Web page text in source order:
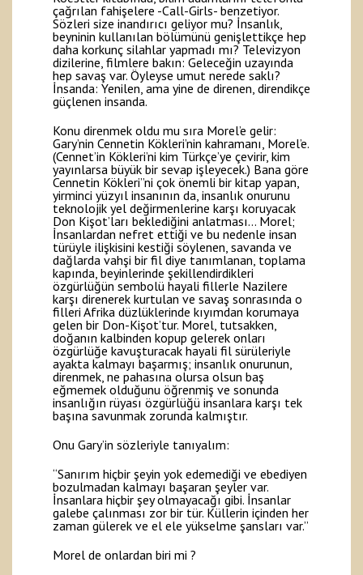
çağrılan fahişelere -Call-Girls- benzetiyor.
Sözleri size inandırıcı geliyor mu? İnsanlık,
beyninin kullanılan bölümünü genişlettikçe hep
daha korkunç silahlar yapmadı mı? Televizyon
dizilerine, filmlere bakın: Geleceğin uzayında
hep savaş var. Öyleyse umut nerede saklı?
İnsanda: Yenilen, ama yine de direnen, direndikçe
güçlenen insanda.
Konu direnmek oldu mu sıra Morel’e gelir:
Gary’nin Cennetin Kökleri’nin kahramanı, Morel’e.
(Cennet’in Kökleri’ni kim Türkçe’ye çevirir, kim
yayınlarsa büyük bir sevap işleyecek.) Bana göre
Cennetin Kökleri”ni çok önemli bir kitap yapan,
yirminci yüzyıl insanının da, insanlık onurunu
teknolojik yel değirmenlerine karşı koruyacak
Don Kişot’ları beklediğini anlatması… Morel;
İnsanlardan nefret ettiği ve bu nedenle insan
türüyle ilişkisini kestiği söylenen, savanda ve
dağlarda vahşi bir fil diye tanımlanan, toplama
kapında, beyinlerinde şekillendirdikleri
özgürlüğün sembolü hayali fillerle Nazilere
karşı direnerek kurtulan ve savaş sonrasında o
filleri Afrika düzlüklerinde kıyımdan korumaya
gelen bir Don-Kişot’tur. Morel, tutsakken,
doğanın kalbinden kopup gelerek onları
özgürlüğe kavuşturacak hayali fil sürüleriyle
ayakta kalmayı başarmış; insanlık onurunun,
direnmek, ne pahasına olursa olsun baş
eğmemek olduğunu öğrenmiş ve sonunda
insanlığın rüyası özgürlüğü insanlara karşı tek
başına savunmak zorunda kalmıştır.
Onu Gary’in sözleriyle tanıyalım:
“Sanırım hiçbir şeyin yok edemediği ve ebediyen
bozulmadan kalmayı başaran şeyler var.
İnsanlara hiçbir şey olmayacağı gibi. İnsanlar
galebe çalınması zor bir tür. Küllerin içinden her
zaman gülerek ve el ele yükselme şansları var.”
Morel de onlardan biri mi ?